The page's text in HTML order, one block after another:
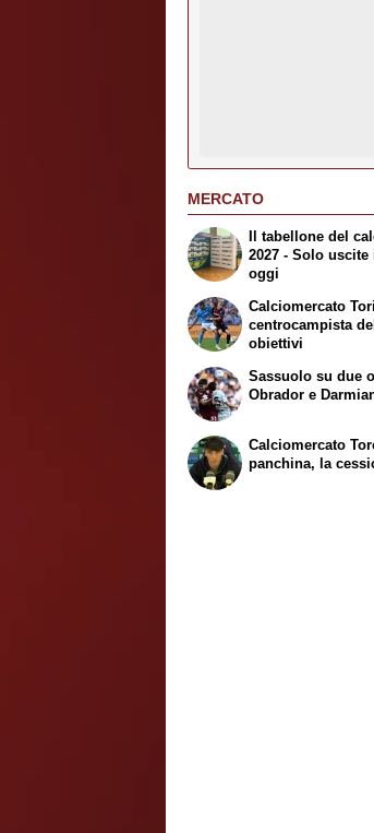
MERCATO
Il tabellone del
2027 - Solo
oggi
Calciomercato
centrocampista
obiettivi
Sassuolo su due
Obrador e
Calciomercato
panchina, la